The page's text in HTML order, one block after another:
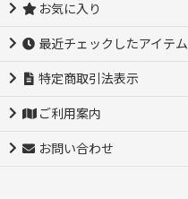
お気に入り
最近チェックしたアイテム
特定商取引法表示
ご利用案内
お問い合わせ